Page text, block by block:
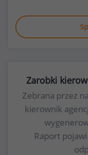
Zarobki
Zebrana przez
kierownik
Raport